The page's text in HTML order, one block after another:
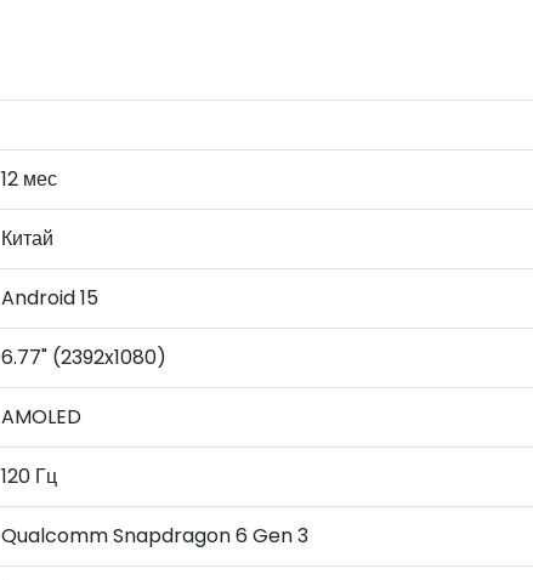
12 мес
Китай
Android 15
6.77" (2392x1080)
AMOLED
120 Гц
Qualcomm Snapdragon 6 Gen 3